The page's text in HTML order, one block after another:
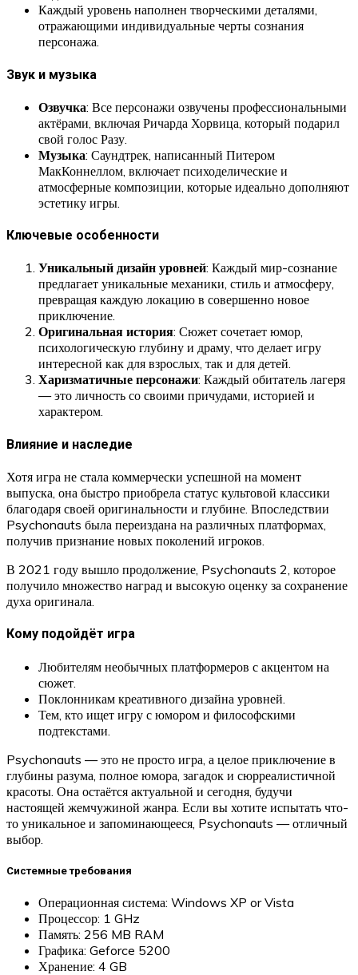
Каждый уровень наполнен творческими деталями,
отражающими индивидуальные черты сознания
персонажа.
Звук и музыка
Озвучка: Все персонажи озвучены профессиональными
актёрами, включая Ричарда Хорвица, который подарил
свой голос Разу.
Музыка: Саундтрек, написанный Питером
МакКоннеллом, включает психоделические и
атмосферные композиции, которые идеально дополняют
эстетику игры.
Ключевые особенности
Уникальный дизайн уровней: Каждый мир-сознание
предлагает уникальные механики, стиль и атмосферу,
превращая каждую локацию в совершенно новое
приключение.
Оригинальная история: Сюжет сочетает юмор,
психологическую глубину и драму, что делает игру
интересной как для взрослых, так и для детей.
Харизматичные персонажи: Каждый обитатель лагеря
— это личность со своими причудами, историей и
характером.
Влияние и наследие
Хотя игра не стала коммерчески успешной на момент
выпуска, она быстро приобрела статус культовой классики
благодаря своей оригинальности и глубине. Впоследствии
Psychonauts была переиздана на различных платформах,
получив признание новых поколений игроков.
В 2021 году вышло продолжение, Psychonauts 2, которое
получило множество наград и высокую оценку за сохранение
духа оригинала.
Кому подойдёт игра
Любителям необычных платформеров с акцентом на
сюжет.
Поклонникам креативного дизайна уровней.
Тем, кто ищет игру с юмором и философскими
подтекстами.
Psychonauts — это не просто игра, а целое приключение в
глубины разума, полное юмора, загадок и сюрреалистичной
красоты. Она остаётся актуальной и сегодня, будучи
настоящей жемчужиной жанра. Если вы хотите испытать что-
то уникальное и запоминающееся, Psychonauts — отличный
выбор.
Системные требования
Операционная система: Windows XP or Vista
Процессор: 1 GHz
Память: 256 MB RAM
Графика: Geforce 5200
Хранение: 4 GB